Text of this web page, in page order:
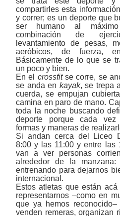
compartirles esta
y correr; es un deporte que
ser humano al
combinación de
levantamiento de pesas,
aeróbicos, de fuerza,
Básicamente de lo que se
un poco y bien.
En el crossfit se corre, se
se anda en kayak, se trepa
cuerda, se empujan
camina en paro de mano.
toda la noche buscando
deporte porque cada
formas y maneras de
Si andan cerca del Liceo
8:00 y las 11:00 y entre las
van a ver personas
alrededor de la
entrenando para dejarnos
internacional.
Estos atletas que están
representarnos‒como en
que ya hemos reconocido‒
venden remeras, organizan